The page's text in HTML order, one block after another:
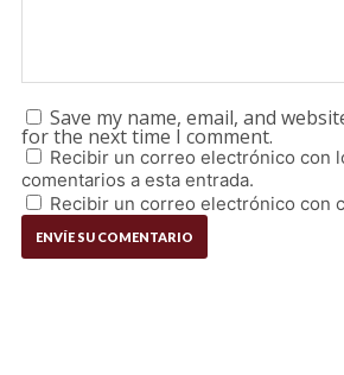
Save my name, email, and
for the next time I comment.
Recibir un correo electrónico con
comentarios a esta entrada.
Recibir un correo electrónico con